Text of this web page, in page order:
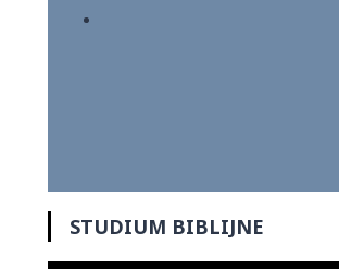
STUDIUM BIBLIJNE